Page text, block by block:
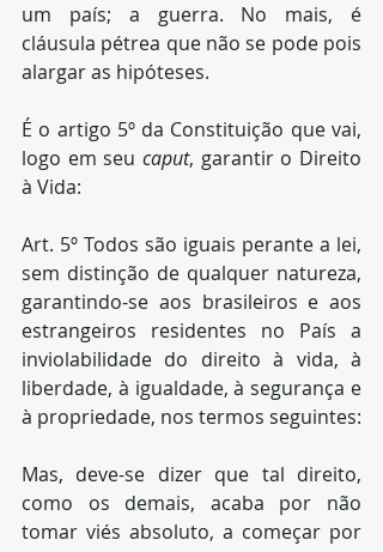
um país; a guerra. No mais, é
cláusula pétrea que não se pode pois
alargar as hipóteses.
É o artigo 5º da Constituição que vai,
logo em seu caput, garantir o Direito
à Vida:
Art. 5º Todos são iguais perante a lei,
sem distinção de qualquer natureza,
garantindo-se aos brasileiros e aos
estrangeiros residentes no País a
inviolabilidade do direito à vida, à
liberdade, à igualdade, à segurança e
à propriedade, nos termos seguintes:
Mas, deve-se dizer que tal direito,
como os demais, acaba por não
tomar viés absoluto, a começar por